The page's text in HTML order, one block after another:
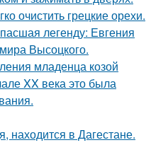
очистить грецкие орехи.
легенду: Евгения
Высоцкого.
младенца козой
XX века это была
находится в Дагестане.